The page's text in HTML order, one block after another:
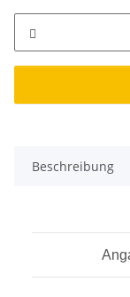
Beschreibung